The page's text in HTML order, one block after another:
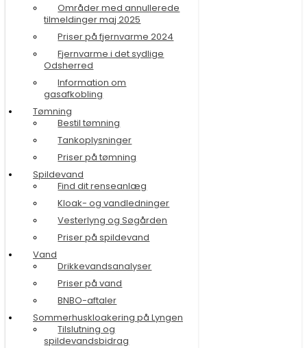
Områder med annullerede
tilmeldinger maj 2025
Priser på fjernvarme 2024
Fjernvarme i det sydlige
Odsherred
Information om
gasafkobling
Tømning
Bestil tømning
Tankoplysninger
Priser på tømning
Spildevand
Find dit renseanlæg
Kloak- og vandledninger
Vesterlyng og Søgården
Priser på spildevand
Vand
Drikkevandsanalyser
Priser på vand
BNBO-aftaler
Sommerhuskloakering på Lyngen
Tilslutning og
spildevandsbidrag